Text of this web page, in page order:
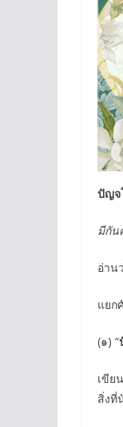
ปัญจ
มีกัน
อ่าน
แยก
(๑) “
เขีย
สิ่งที่